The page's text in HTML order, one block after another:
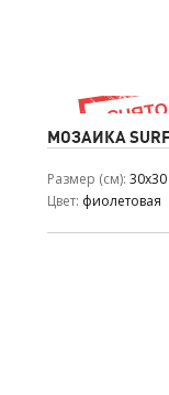
МОЗАИКА
Размер (см) 30x30
Цвет фиолетовая